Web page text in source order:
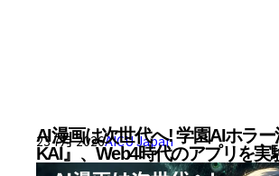
AI漫画は次世代へ! 学園AIホラ
KAI』、Web4時代のアプリを実
23 7月 2026AICU Japan